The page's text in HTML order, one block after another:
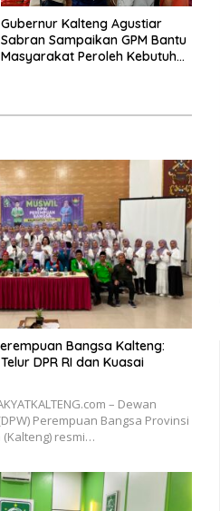
Gubernur Kalteng Agustiar
Sabran Sampaikan GPM Bantu
Masyarakat Peroleh Kebutuhan
Bangsa Kalteng:
DPR RI dan Kuasai
– Dewan
Perempuan Bangsa Provinsi
resmi…